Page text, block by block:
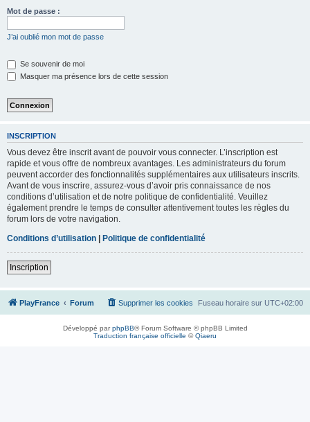
Mot de passe :
J’ai oublié mon mot de passe
Se souvenir de moi
Masquer ma présence lors de cette session
INSCRIPTION
Vous devez être inscrit avant de pouvoir vous connecter. L’inscription est
rapide et vous offre de nombreux avantages. Les administrateurs du forum
peuvent accorder des fonctionnalités supplémentaires aux utilisateurs inscrits.
Avant de vous inscrire, assurez-vous d’avoir pris connaissance de nos
conditions d’utilisation et de notre politique de confidentialité. Veuillez
également prendre le temps de consulter attentivement toutes les règles du
forum lors de votre navigation.
Conditions d’utilisation | Politique de confidentialité
Inscription
PlayFrance Forum Fuseau horaire sur UTC+02:00
Supprimer les cookies
Développé parphpBB® Forum Software © phpBB Limited
Traduction française officielle ©Qiaeru